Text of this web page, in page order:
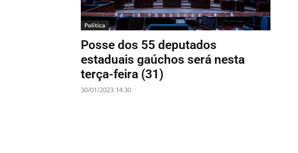
Política
Posse dos 55 deputados
estaduais gaúchos será nesta
terça-feira (31)
30/01/2023 14:30